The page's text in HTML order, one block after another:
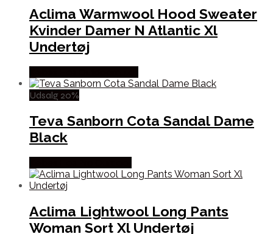
Aclima Warmwool Hood Sweater
Kvinder Damer N Atlantic Xl
Undertøj
Udsalg 20%
Teva Sanborn Cota Sandal Dame
Black
Aclima Lightwool Long Pants
Woman Sort Xl Undertøj